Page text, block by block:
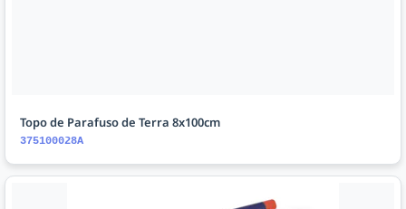
Topo de Parafuso de Terra 8x100cm
375100028A